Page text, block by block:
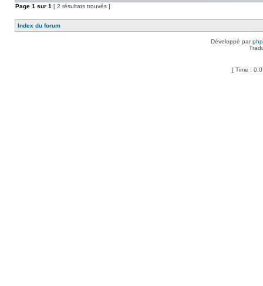
Page 1 sur 1 [ 2 résultats trouvés ]
Index du forum
Développé par
[ Time :